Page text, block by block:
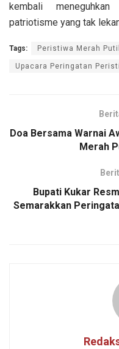
kembali
patriotisme yang tak
Tags: Peristiwa Merah
Upacara Peringatan
Doa Bersama Warnai
Merah
Bupati Kukar
Semarakkan